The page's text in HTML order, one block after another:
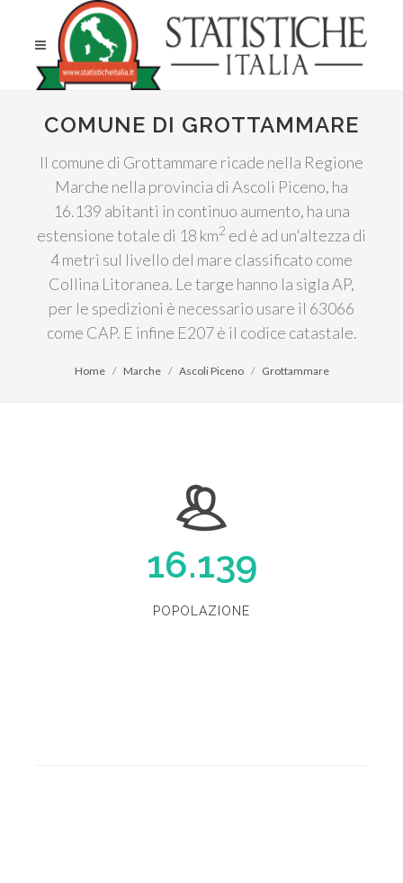
COMUNE DI GROTTAMMARE
Il comune di Grottammare ricade nella Regione
Marche nella provincia di Ascoli Piceno, ha
16.139 abitanti in continuo aumento, ha una
estensione totale di 18 km2 ed è ad un'altezza di
4 metri sul livello del mare classificato come
Collina Litoranea. Le targe hanno la sigla AP,
per le spedizioni è necessario usare il 63066
come CAP. E infine E207 è il codice catastale.
Home Marche Ascoli Piceno Grottammare
16.139
POPOLAZIONE